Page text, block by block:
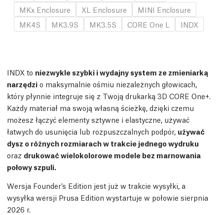
MKx Enclosure
XL Enclosure
MINI Enclosure
MK4S
MK3.9S MK3.5S CORE One L INDX
INDX to niezwykle szybki i wydajny system ze zmieniarką
narzędzi o maksymalnie ośmiu niezależnych głowicach,
który płynnie integruje się z Twoją drukarką 3D CORE One+.
Każdy materiał ma swoją własną ścieżkę, dzięki czemu
możesz łączyć elementy sztywne i elastyczne, używać
łatwych do usunięcia lub rozpuszczalnych podpór, używać
dysz o różnych rozmiarach w trakcie jednego wydruku
oraz drukować wielokolorowe modele bez marnowania
połowy szpuli.
Wersja Founder’s Edition jest już w trakcie wysyłki, a
wysyłka wersji Prusa Edition wystartuje w połowie sierpnia
2026 r.